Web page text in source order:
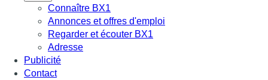
Connaître BX1
Annonces et offres d'emploi
Regarder et écouter BX1
Adresse
Publicité
Contact